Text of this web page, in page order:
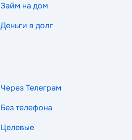
Займ на дом
Деньги в долг
Через Телеграм
Без телефона
Целевые